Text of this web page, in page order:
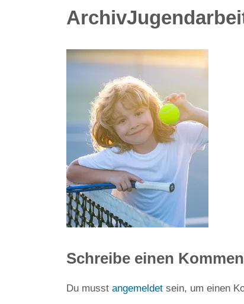
Schreibe einen
Du musst angemeldet sein, um einen